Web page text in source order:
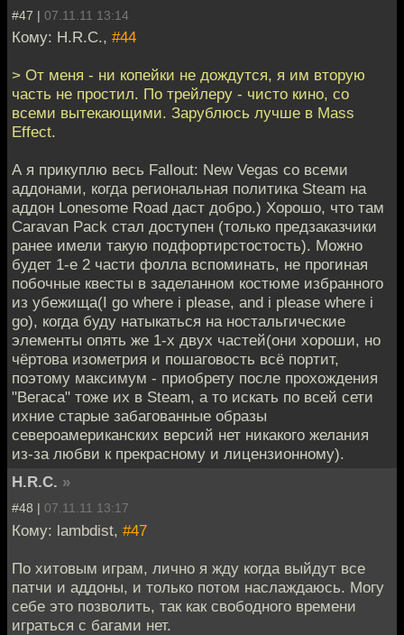
#47 | 07.11.11 13:14
Кому: H.R.C., #44
> От меня - ни копейки не дождутся, я им вторую
часть не простил. По трейлеру - чисто кино, со
всеми вытекающими. Зарублюсь лучше в Mass
Effect.
А я прикуплю весь Fallout: New Vegas со всеми
аддонами, когда региональная политика Steam на
аддон Lonesome Road даст добро.) Хорошо, что там
Caravan Pack стал доступен (только предзаказчики
ранее имели такую подфортирстостость). Можно
будет 1-е 2 части фолла вспоминать, не прогиная
побочные квесты в заделанном костюме избранного
из убежища(I go where i please, and i please where i
go), когда буду натыкаться на ностальгические
элементы опять же 1-х двух частей(они хороши, но
чёртова изометрия и пошаговость всё портит,
поэтому максимум - приобрету после прохождения
"Вегаса" тоже их в Steam, а то искать по всей сети
ихние старые забагованные образы
североамериканских версий нет никакого желания
из-за любви к прекрасному и лицензионному).
H.R.C. »
#48 | 07.11.11 13:17
Кому: lambdist, #47
По хитовым играм, лично я жду когда выйдут все
патчи и аддоны, и только потом наслаждаюсь. Могу
себе это позволить, так как свободного времени
играться с багами нет.